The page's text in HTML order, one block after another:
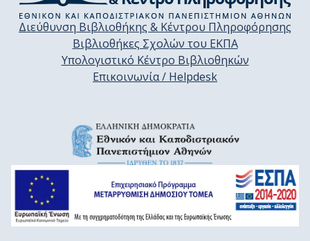
Διεύθυνση Βιβλιοθήκης & Κέντρου Πληροφόρησης
Βιβλιοθήκες Σχολών του ΕΚΠΑ
Υπολογιστικό Κέντρο Βιβλιοθηκών
Επικοινωνία / Helpdesk